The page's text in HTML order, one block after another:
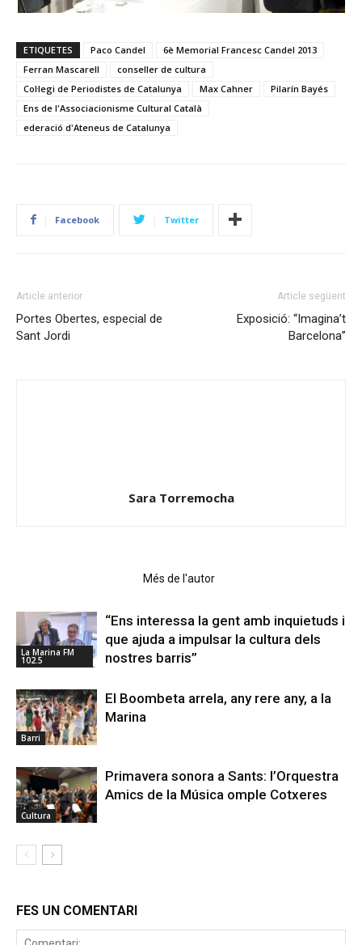
ETIQUETES Paco Candel
6è Memorial Francesc Candel 2013
Ferran Mascarell
conseller de cultura
Col·legi de Periodistes de Catalunya
Max Cahner
Pilarín Bayés
Ens de l'Associacionisme Cultural Català
ederació d'Ateneus de Catalunya
Facebook Twitter
Article anterior
Portes Obertes, especial de
Sant Jordi
Article següent
Exposició: “Imagina’t
Barcelona”
Sara Torremocha
Més de l'autor
La Marina FM
102.5
“Ens interessa la gent amb inquietuds i
que ajuda a impulsar la cultura dels
nostres barris”
Barri
El Boombeta arrela, any rere any, a la
Marina
Cultura
Primavera sonora a Sants: l’Orquestra
Amics de la Música omple Cotxeres
FES UN COMENTARI